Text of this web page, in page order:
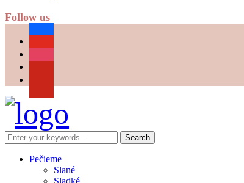
Follow us
Pečieme
Slané
Sladké